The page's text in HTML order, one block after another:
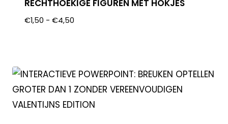
RECHTHOEKIGE FIGUREN MET HOKJES
€1,50 - €4,50